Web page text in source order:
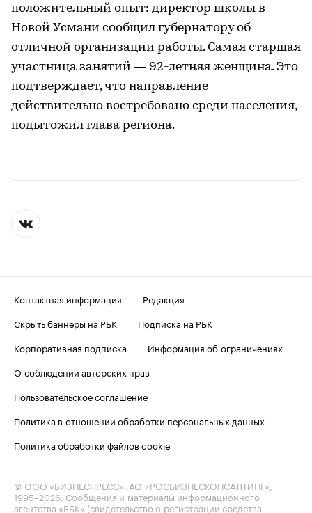
положительный опыт: директор школы в
Новой Усмани сообщил губернатору об
отличной организации работы. Самая старшая
участница занятий — 92-летняя женщина. Это
подтверждает, что направление
действительно востребовано среди населения,
подытожил глава региона.
Контактная информация
Редакция
Скрыть баннеры на РБК
Подписка на РБК
Корпоративная подписка
Информация об ограничениях
О соблюдении авторских прав
Пользовательское соглашение
Политика в отношении обработки персональных данных
Политика обработки файлов cookie
© ООО «БИЗНЕСПРЕСС», АО «РОСБИЗНЕСКОНСАЛТИНГ»,
1995–2026 . Сообщения и материалы информационного
агентства «РБК» (свидетельство о регистрации средства